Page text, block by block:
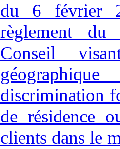
du 6 février
règlement du
Conseil
discrimination
de résidence
clients dans le